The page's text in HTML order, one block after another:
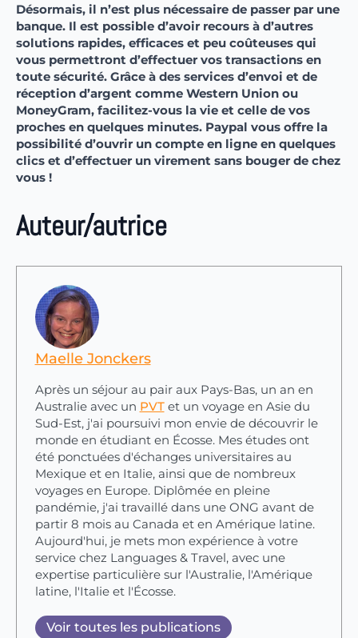
Désormais, il n’est plus nécessaire de passer par une
banque. Il est possible d’avoir recours à d’autres
solutions rapides, efficaces et peu coûteuses qui
vous permettront d’effectuer vos transactions en
toute sécurité. Grâce à des services d’envoi et de
réception d’argent comme Western Union ou
MoneyGram, facilitez-vous la vie et celle de vos
proches en quelques minutes. Paypal vous offre la
possibilité d’ouvrir un compte en ligne en quelques
clics et d’effectuer un virement sans bouger de chez
vous !
Auteur/autrice
Maelle Jonckers
Après un séjour au pair aux Pays-Bas, un an en
Australie avec un PVTet un voyage en Asie du
Sud-Est, j'ai poursuivi mon envie de découvrir le
monde en étudiant en Écosse. Mes études ont
été ponctuées d'échanges universitaires au
Mexique et en Italie, ainsi que de nombreux
voyages en Europe. Diplômée en pleine
pandémie, j'ai travaillé dans une ONG avant de
partir 8 mois au Canada et en Amérique latine.
Aujourd'hui, je mets mon expérience à votre
service chez Languages & Travel, avec une
expertise particulière sur l'Australie, l'Amérique
latine, l'Italie et l'Écosse.
Voir toutes les publications